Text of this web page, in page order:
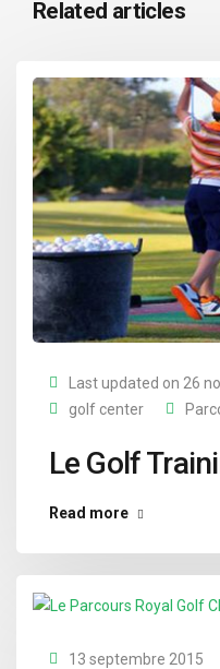
Related articles
Last updated on 26
golf center
Le Golf
Read more
13 septembre 2015